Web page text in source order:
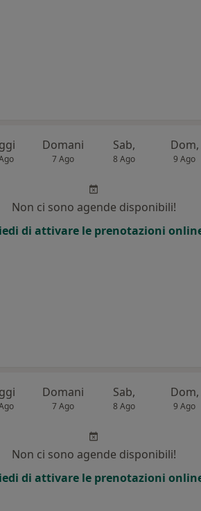
Domani
7 Ago
Sab,
8 Ago
Dom,
9 Ago
Non ci sono agende disponibili!
di attivare le prenotazioni
Domani
7 Ago
Sab,
8 Ago
Dom,
9 Ago
Non ci sono agende disponibili!
di attivare le prenotazioni